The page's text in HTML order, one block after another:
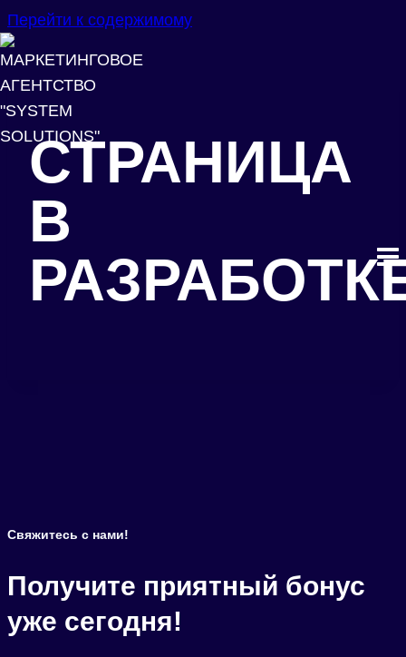
Перейти к содержимому
СТРАНИЦА
В
Свяжитесь с нами!
Получите приятный бонус
уже сегодня!